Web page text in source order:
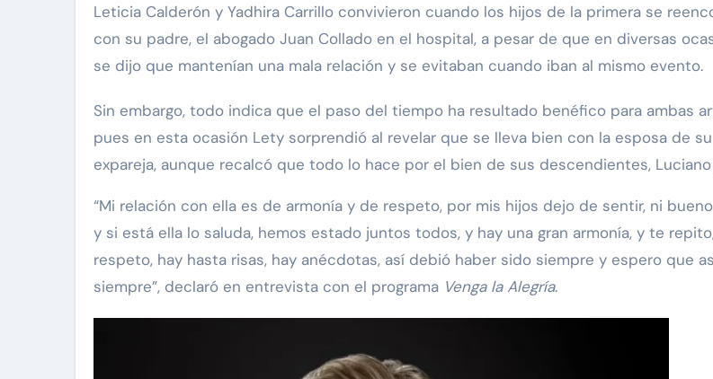
Leticia Calderón y Yadhira Carrillo convivieron cuando los hijos de la primera se reencontraron
con su padre, el abogado Juan Collado en el hospital, a pesar de que en diversas
se dijo que mantenían una mala relación y se evitaban cuando iban al mismo evento.
Sin embargo, todo indica que el paso del tiempo ha resultado benéfico para ambas
pues en esta ocasión Lety sorprendió al revelar que se lleva bien con la esposa de su
expareja, aunque recalcó que todo lo hace por el bien de sus descendientes, Luciano
“Mi relación con ella es de armonía y de respeto, por mis hijos dejo de sentir, ni
y si está ella lo saluda, hemos estado juntos todos, y hay una gran armonía, y te
respeto, hay hasta risas, hay anécdotas, así debió haber sido siempre y espero que
siempre”, declaró en entrevista con el programa Venga la Alegría.